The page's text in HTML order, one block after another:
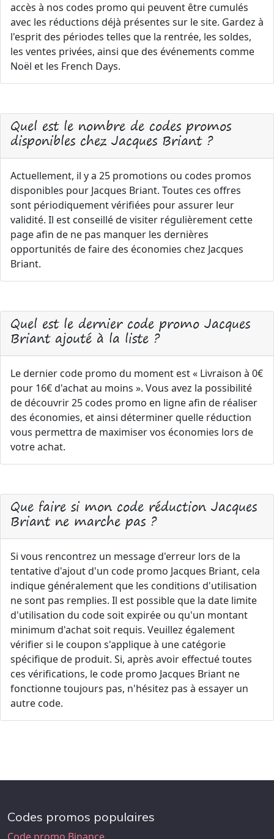
accès à nos codes promo qui peuvent être cumulés
avec les réductions déjà présentes sur le site. Gardez à
l'esprit des périodes telles que la rentrée, les soldes,
les ventes privées, ainsi que des événements comme
Noël et les French Days.
Quel est le nombre de codes promos
disponibles chez Jacques Briant ?
Actuellement, il y a 25 promotions ou codes promos
disponibles pour Jacques Briant. Toutes ces offres
sont périodiquement vérifiées pour assurer leur
validité. Il est conseillé de visiter régulièrement cette
page afin de ne pas manquer les dernières
opportunités de faire des économies chez Jacques
Briant.
Quel est le dernier code promo Jacques
Briant ajouté à la liste ?
Le dernier code promo du moment est « Livraison à 0€
pour 16€ d'achat au moins ». Vous avez la possibilité
de découvrir 25 codes promo en ligne afin de réaliser
des économies, et ainsi déterminer quelle réduction
vous permettra de maximiser vos économies lors de
votre achat.
Que faire si mon code réduction Jacques
Briant ne marche pas ?
Si vous rencontrez un message d'erreur lors de la
tentative d'ajout d'un code promo Jacques Briant, cela
indique généralement que les conditions d'utilisation
ne sont pas remplies. Il est possible que la date limite
d'utilisation du code soit expirée ou qu'un montant
minimum d'achat soit requis. Veuillez également
vérifier si le coupon s'applique à une catégorie
spécifique de produit. Si, après avoir effectué toutes
ces vérifications, le code promo Jacques Briant ne
fonctionne toujours pas, n'hésitez pas à essayer un
autre code.
Codes promos populaires